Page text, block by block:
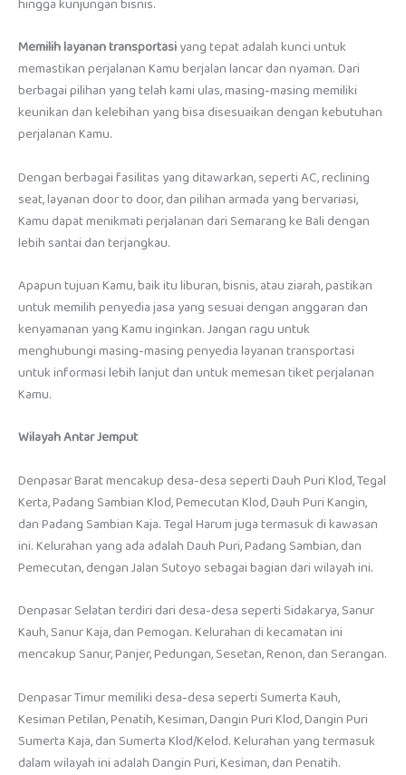
hingga kunjungan bisnis.
Memilih layanan transportasiyang tepat adalah kunci untuk
memastikan perjalanan Kamu berjalan lancar dan nyaman. Dari
berbagai pilihan yang telah kami ulas, masing-masing memiliki
keunikan dan kelebihan yang bisa disesuaikan dengan kebutuhan
perjalanan Kamu.
Dengan berbagai fasilitas yang ditawarkan, seperti AC, reclining
seat, layanan door to door, dan pilihan armada yang bervariasi,
Kamu dapat menikmati perjalanan dari Semarang ke Bali dengan
lebih santai dan terjangkau.
Apapun tujuan Kamu, baik itu liburan, bisnis, atau ziarah, pastikan
untuk memilih penyedia jasa yang sesuai dengan anggaran dan
kenyamanan yang Kamu inginkan. Jangan ragu untuk
menghubungi masing-masing penyedia layanan transportasi
untuk informasi lebih lanjut dan untuk memesan tiket perjalanan
Kamu.
Wilayah Antar Jemput
Denpasar Barat mencakup desa-desa seperti Dauh Puri Klod, Tegal
Kerta, Padang Sambian Klod, Pemecutan Klod, Dauh Puri Kangin,
dan Padang Sambian Kaja. Tegal Harum juga termasuk di kawasan
ini. Kelurahan yang ada adalah Dauh Puri, Padang Sambian, dan
Pemecutan, dengan Jalan Sutoyo sebagai bagian dari wilayah ini.
Denpasar Selatan terdiri dari desa-desa seperti Sidakarya, Sanur
Kauh, Sanur Kaja, dan Pemogan. Kelurahan di kecamatan ini
mencakup Sanur, Panjer, Pedungan, Sesetan, Renon, dan Serangan.
Denpasar Timur memiliki desa-desa seperti Sumerta Kauh,
Kesiman Petilan, Penatih, Kesiman, Dangin Puri Klod, Dangin Puri
Sumerta Kaja, dan Sumerta Klod/Kelod. Kelurahan yang termasuk
dalam wilayah ini adalah Dangin Puri, Kesiman, dan Penatih.